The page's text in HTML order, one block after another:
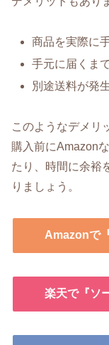
商品を実際に
手元に届くま
別途送料が発
このようなデメリ
購入前にAmazon
たり、時間に余裕
りましょう。
Amazonで
楽天で『ソ